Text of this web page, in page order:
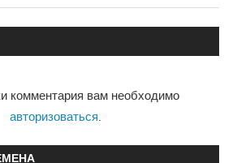
комментария вам необходимо
авторизоваться